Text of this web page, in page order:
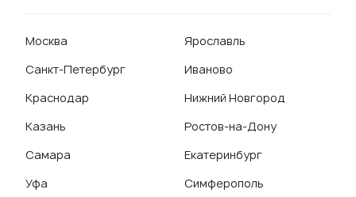
Москва
Санкт-Петербург
Краснодар
Казань
Самара
Уфа
Ярославль
Иваново
Нижний Новгород
Ростов-на-Дону
Екатеринбург
Симферополь